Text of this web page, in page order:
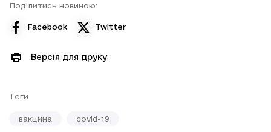
Поділитись новиною:
Facebook Twitter
Версія для друку
Теги
вакцина covid-19